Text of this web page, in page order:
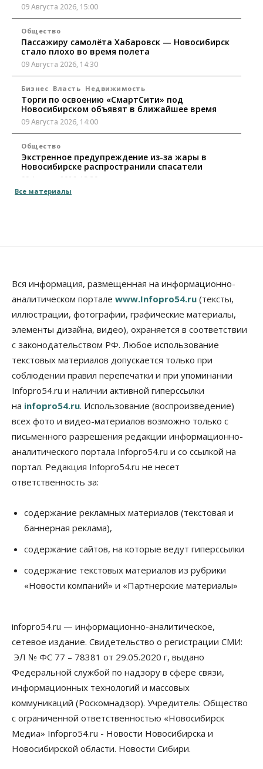
09 Августа 2026, 15:00
Общество
Пассажиру самолёта Хабаровск — Новосибирск
стало плохо во время полета
09 Августа 2026, 14:30
Бизнес Власть Недвижимость
Торги по освоению «СмартСити» под
Новосибирском объявят в ближайшее время
09 Августа 2026, 14:00
Общество
Экстренное предупреждение из-за жары в
Новосибирске распространили спасатели
09 Августа 2026, 13:30
«бронировать» со школы
Авто Общество
Не катастрофа, а стресс-тест: эксперт
новосибирской сети СТО пояснил кому можно
заливать бензин Евро‑2
09 Августа 2026, 10:00
Работодатели Новосибирска заявили в центры
занятости почти 32 тысячи вакансий
09 Августа 2026, 09:00
Бизнес Общество
Спрос на машино-места в
Новосибирской области вырос в полтора раза
К современному юридическому образованию в
России возникает много вопросов
08 Августа 2026, 17:00
Общество
Новосибирские вузы опубликовали
приказы о зачислении на бюджетные места
08 Августа 2026, 16:00
Искусственный интеллект впервые выписал
штраф за борщевик
08 Августа 2026, 15:00
Авто
Продажи подержанных электромобилей в
Новосибирской области растут второй месяц
08 Августа 2026, 13:00
Бизнес Общество
Детские центры Новосибирска
перегибают с «педагогикой успеха», считает
Все материалы
Вся информация, размещенная на информационно-
аналитическом портале www.Infopro54.ru (тексты,
иллюстрации, фотографии, графические материалы,
элементы дизайна, видео), охраняется в соответствии
с законодательством РФ. Любое использование
текстовых материалов допускается только при
соблюдении правил перепечатки и при упоминании
Infopro54.ru и наличии активной гиперссылки
на infopro54.ru. Использование (воспроизведение)
всех фото и видео-материалов возможно только с
письменного разрешения редакции информационно-
аналитического портала Infopro54.ru и со ссылкой на
портал. Редакция Infopro54.ru не несет
ответственность за:
содержание рекламных материалов (текстовая и
баннерная реклама),
содержание сайтов, на которые ведут гиперссылки
содержание текстовых материалов из рубрики
«Новости компаний» и «Партнерские материалы»
infopro54.ru — информационно-аналитическое,
сетевое издание. Свидетельство о регистрации СМИ:
ЭЛ № ФС 77 – 78381 от 29.05.2020 г, выдано
Федеральной службой по надзору в сфере связи,
информационных технологий и массовых
коммуникаций (Роскомнадзор). Учредитель: Общество
с ограниченной ответственностью «Новосибирск
Медиа» Infopro54.ru - Новости Новосибирска и
Новосибирской области. Новости Сибири.